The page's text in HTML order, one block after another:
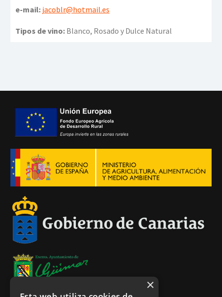
e-mail: jacoblr@hotmail.es
Tipos de vino: Blanco, Rosado y Dulce Natural
×